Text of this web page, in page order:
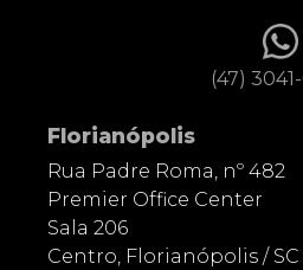
(47)
Florianópolis
Rua Padre Roma, nº 482
Premier Office Center
Sala 206
Centro, Florianópolis / SC